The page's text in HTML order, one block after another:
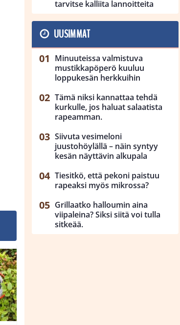
tarvitse kalliita lannoitteita
UUSIMMAT
Minuuteissa valmistuva
mustikkapöperö kuuluu
loppukesän herkkuihin
Tämä niksi kannattaa tehdä
kurkulle, jos haluat salaatista
rapeamman.
Siivuta vesimeloni
juustohöylällä – näin syntyy
kesän näyttävin alkupala
Tiesitkö, että pekoni paistuu
rapeaksi myös mikrossa?
Grillaatko halloumin aina
viipaleina? Siksi siitä voi tulla
sitkeää.